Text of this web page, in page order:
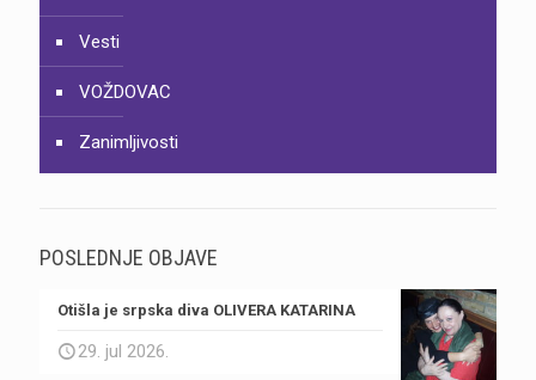
Vesti
VOŽDOVAC
Zanimljivosti
POSLEDNJE OBJAVE
Otišla je srpska diva OLIVERA KATARINA
29. jul 2026.